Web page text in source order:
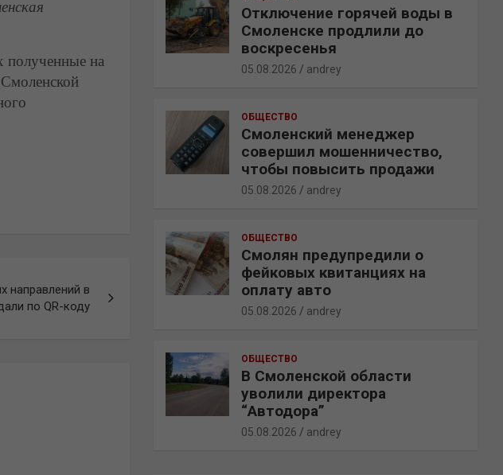
полученные на
направлений в
по QR-коду
Отключение горячей воды в
Смоленске продлили до
воскресенья
05.08.2026 andrey
ОБЩЕСТВО
Смоленский менеджер
совершил мошенничество,
чтобы повысить продажи
05.08.2026 andrey
ОБЩЕСТВО
Смолян предупредили о
фейковых квитанциях на
оплату авто
05.08.2026 andrey
ОБЩЕСТВО
В Смоленской области
уволили директора
“Автодора”
05.08.2026 andrey